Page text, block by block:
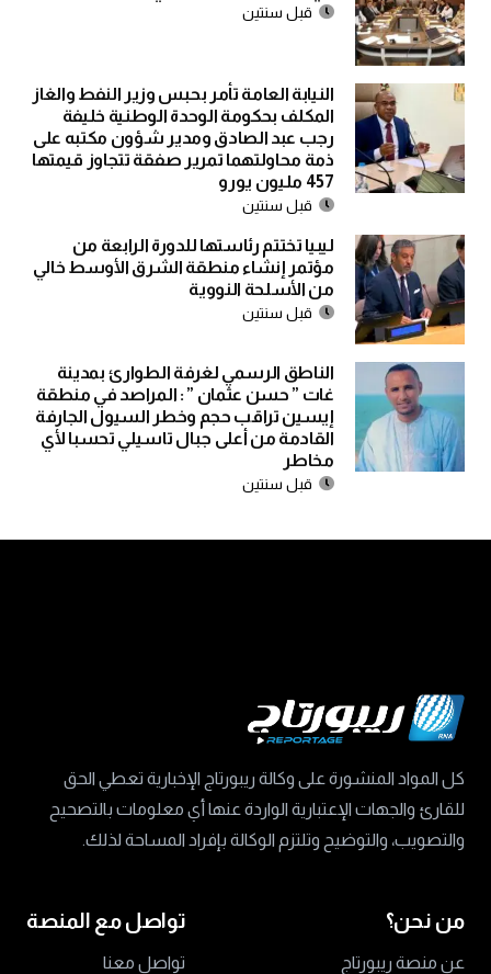
قبل سنتين
النيابة العامة تأمر بحبس وزير النفط والغاز
المكلف بحكومة الوحدة الوطنية خليفة
رجب عبد الصادق ومدير شؤون مكتبه على
ذمة محاولتهما تمرير صفقة تتجاوز قيمتها
457 مليون يورو
قبل سنتين
ليبيا تختتم رئاستها للدورة الرابعة من
مؤتمر إنشاء منطقة الشرق الأوسط خالي
من الأسلحة النووية
قبل سنتين
الناطق الرسمي لغرفة الطوارئ بمدينة
غات ” حسن عثمان ” : المراصد في منطقة
إيسين تراقب حجم وخطر السيول الجارفة
القادمة من أعلى جبال تاسيلي تحسبا لأي
مخاطر
قبل سنتين
كل المواد المنشورة على وكالة ريبورتاج الإخبارية تعطي الحق
للقارئ والجهات الإعتبارية الواردة عنها أي معلومات بالتصحيح
والتصويب، والتوضيح وتلتزم الوكالة بإفراد المساحة لذلك.
من نحن؟
عن منصة ريبورتاج
تواصل مع المنصة
تواصل معنا